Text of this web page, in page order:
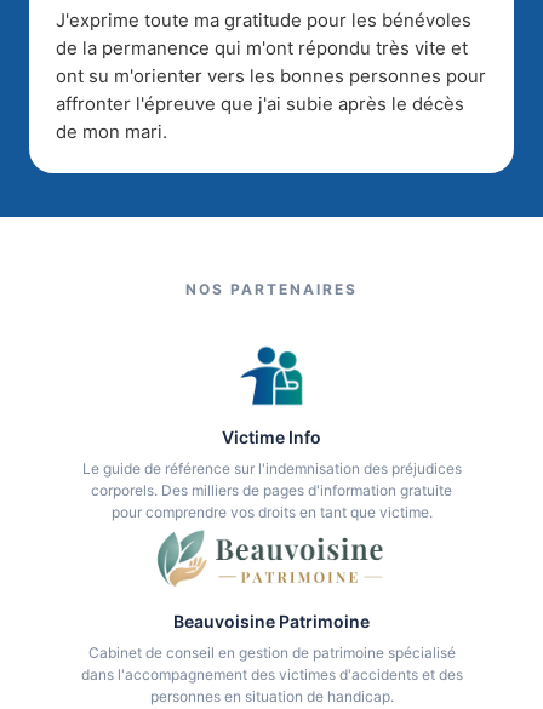
J'exprime toute ma gratitude pour les bénévoles
de la permanence qui m'ont répondu très vite et
ont su m'orienter vers les bonnes personnes pour
affronter l'épreuve que j'ai subie après le décès
de mon mari.
NOS PARTENAIRES
Victime Info
Le guide de référence sur l'indemnisation des préjudices
corporels. Des milliers de pages d'information gratuite
pour comprendre vos droits en tant que victime.
Beauvoisine Patrimoine
Cabinet de conseil en gestion de patrimoine spécialisé
dans l'accompagnement des victimes d'accidents et des
personnes en situation de handicap.